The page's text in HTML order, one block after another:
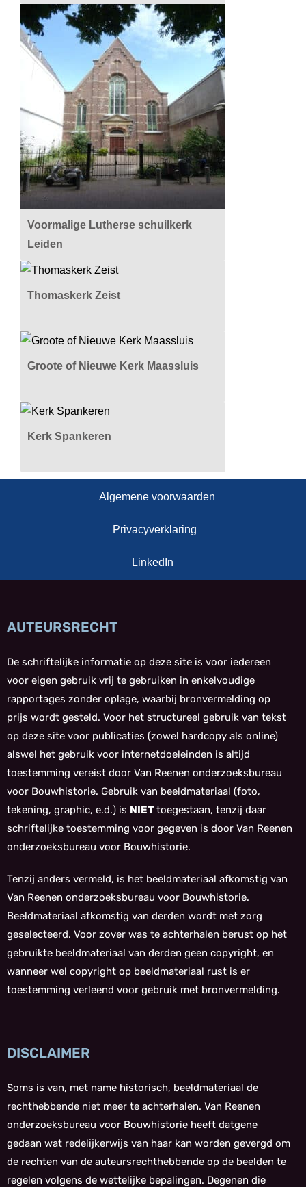
Voormalige Lutherse schuilkerk
Leiden
Thomaskerk Zeist
Groote of Nieuwe Kerk Maassluis
Kerk Spankeren
Algemene voorwaarden
Privacyverklaring
LinkedIn
AUTEURSRECHT
De schriftelijke informatie op deze site is voor iedereen
voor eigen gebruik vrij te gebruiken in enkelvoudige
rapportages zonder oplage, waarbij bronvermelding op
prijs wordt gesteld. Voor het structureel gebruik van tekst
op deze site voor publicaties (zowel hardcopy als online)
alswel het gebruik voor internetdoeleinden is altijd
toestemming vereist door Van Reenen onderzoeksbureau
voor Bouwhistorie. Gebruik van beeldmateriaal (foto,
tekening, graphic, e.d.) is NIETtoegestaan, tenzij daar
schriftelijke toestemming voor gegeven is door Van Reenen
onderzoeksbureau voor Bouwhistorie.
Tenzij anders vermeld, is het beeldmateriaal afkomstig van
Van Reenen onderzoeksbureau voor Bouwhistorie.
Beeldmateriaal afkomstig van derden wordt met zorg
geselecteerd. Voor zover was te achterhalen berust op het
gebruikte beeldmateriaal van derden geen copyright, en
wanneer wel copyright op beeldmateriaal rust is er
toestemming verleend voor gebruik met bronvermelding.
DISCLAIMER
Soms is van, met name historisch, beeldmateriaal de
rechthebbende niet meer te achterhalen. Van Reenen
onderzoeksbureau voor Bouwhistorie heeft datgene
gedaan wat redelijkerwijs van haar kan worden gevergd om
de rechten van de auteursrechthebbende op de beelden te
regelen volgens de wettelijke bepalingen. Degenen die